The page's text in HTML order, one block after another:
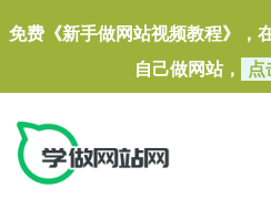
免费《新手做网站视频教程》，
自己做网站，
点